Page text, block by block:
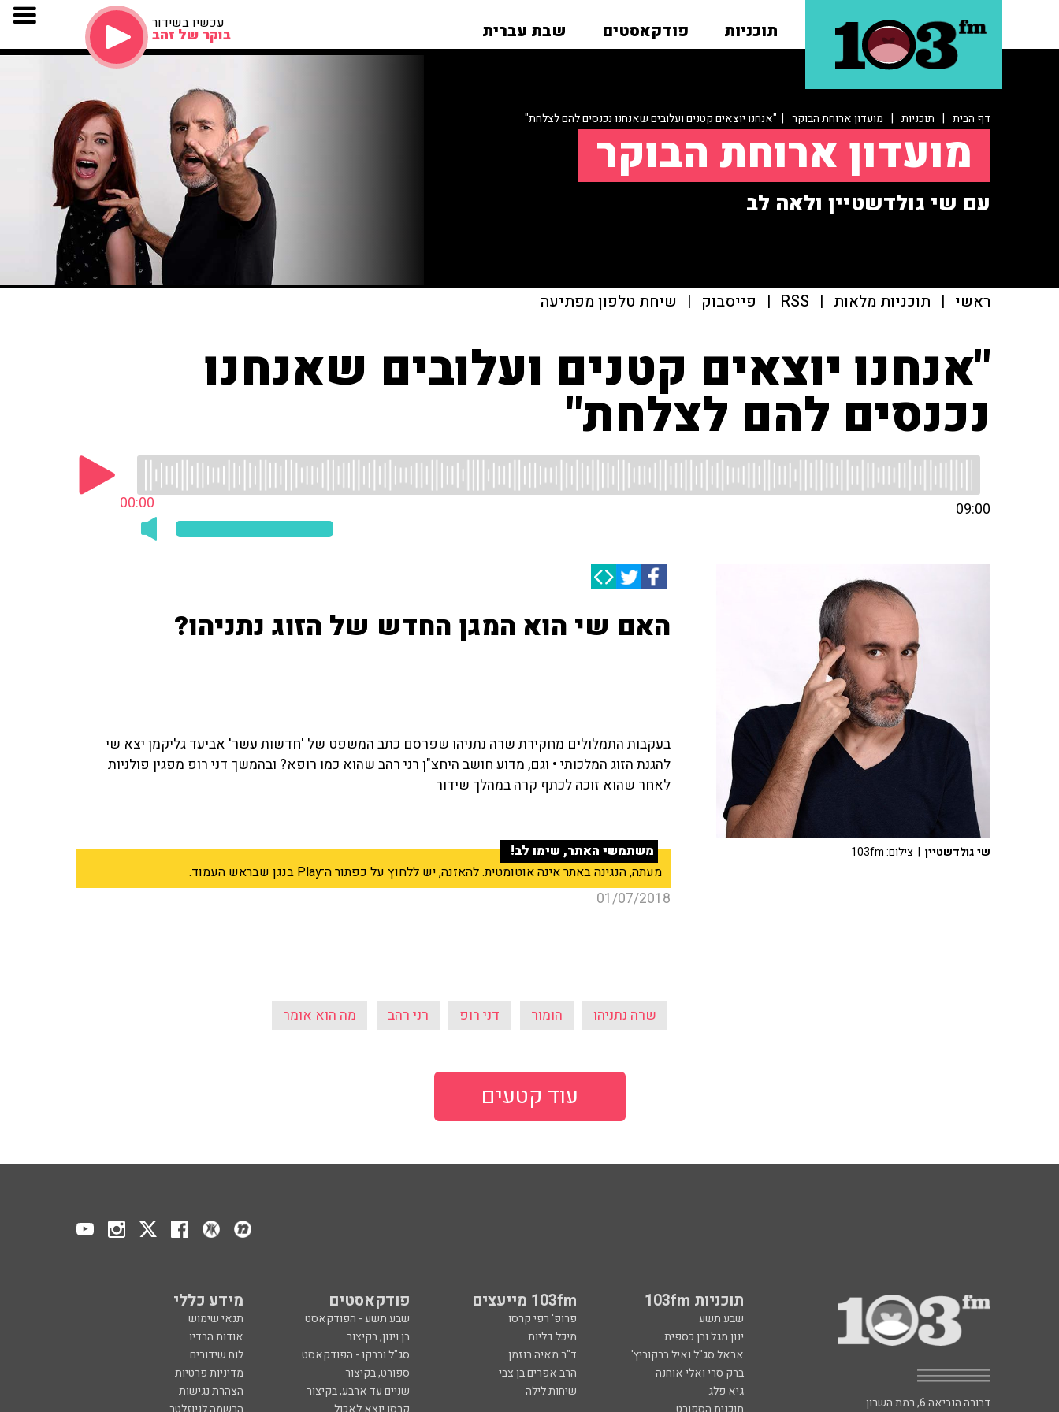
תוכניות פודקאסטים שבת עברית עכשיו בשידור
בוקר של זהב
דף הבית | תוכניות | מועדון ארוחת הבוקר | "אנחנו יוצאים קטנים ועלובים שאנחנו נכנסים להם לצלחת"
מועדון ארוחת הבוקר
עם שי גולדשטיין ולאה לב
ראשי | תוכניות מלאות |
RSS
| פייסבוק | שיחת טלפון מפתיעה
"אנחנו יוצאים קטנים ועלובים שאנחנו
נכנסים להם לצלחת"
00:00 09:00
האם שי הוא המגן החדש של הזוג נתניהו?
בעקבות התמלולים מחקירת שרה נתניהו שפרסם כתב המשפט של 'חדשות עשר' אביעד גליקמן יצא שי
להגנת הזוג המלכותי • וגם, מדוע חושב היחצ"ן רני רהב שהוא כמו רופא? ובהמשך דני רופ מפגין פולניות
לאחר שהוא זוכה לכתף קרה במהלך שידור
משתמשי האתר, שימו לב!
מעתה, הנגינה באתר אינה אוטומטית. להאזנה, יש ללחוץ על כפתור ה־Play בנגן שבראש העמוד.
01/07/2018
שרה נתניהו הומור דני רופ רני רהב מה הוא אומר
שי גולדשטיין | צילום: 103fm
עוד קטעים
תוכניות 103fm 103fm מייעצים פודקאסטים מידע כללי
שבע תשע פרופ' רפי קרסו שבע תשע - הפודקאסט
תנאי שימוש
ינון מגל ובן כספית
מיכל דליות בן וינון, בקיצור
אודות הרדיו
אראל סג"ל ואיל ברקוביץ'
ד"ר מאיה רוזמן סג"ל וברקו - הפודקאסט
לוח שידורים
ברק סרי ואלי אוחנה
הרב אפרים בן צבי ספורט, בקיצור
מדיניות פרטיות
גיא פלג
שיחות לילה שניים עד ארבע, בקיצור
הצהרת נגישות
דבורה הנביאה 6, רמת השרון